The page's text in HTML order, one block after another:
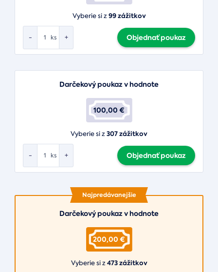
Vyberie si z99 zážitkov
- +
ks Objednať poukaz
Darčekový poukaz v hodnote
100,00 €
Vyberie si z307 zážitkov
- +
ks Objednať poukaz
Najpredávanejšie
Darčekový poukaz v hodnote
200,00 €
Vyberie si z473 zážitkov